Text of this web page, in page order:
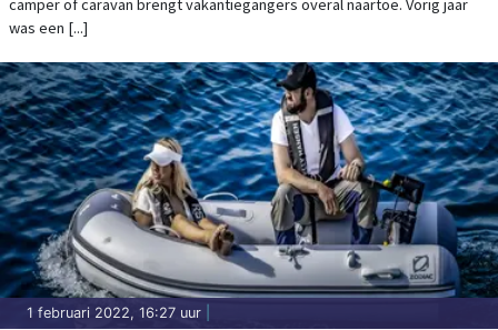
camper of caravan brengt vakantiegangers overal naartoe. Vorig jaar
was een [...]
1 februari 2022, 16:27 uur